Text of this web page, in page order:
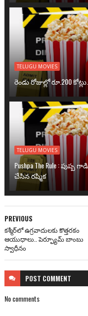
TELUGU MOVIES
రెండు రోజుల్లో రూ.200
TELUGU MOVIES
Pushpa The Rule :
చేసిన రష్మిక
PREVIOUS
కశ్మీర్‌లో ఉగ్రవాదులకు కొత్తరకం
ఆయుధాలు.. పెర్ఫ్యూమ్ బాంబు
స్వాధీనం
POST COMMENT
No comments